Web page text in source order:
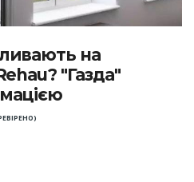
на
"Газда"